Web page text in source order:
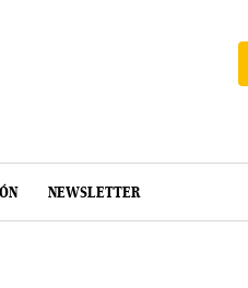
NEWSLETTER